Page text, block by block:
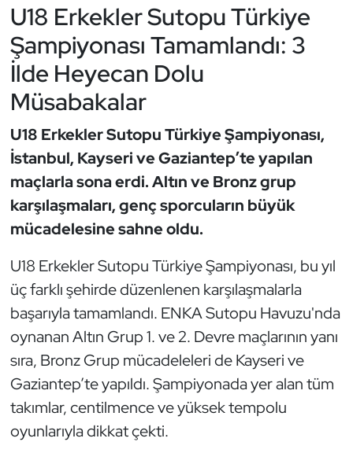
U18 Erkekler Sutopu Türkiye
Şampiyonası Tamamlandı: 3
İlde Heyecan Dolu
Müsabakalar
U18 Erkekler Sutopu Türkiye Şampiyonası,
İstanbul, Kayseri ve Gaziantep’te yapılan
maçlarla sona erdi. Altın ve Bronz grup
karşılaşmaları, genç sporcuların büyük
mücadelesine sahne oldu.
U18 Erkekler Sutopu Türkiye Şampiyonası, bu yıl
üç farklı şehirde düzenlenen karşılaşmalarla
başarıyla tamamlandı. ENKA Sutopu Havuzu'nda
oynanan Altın Grup 1. ve 2. Devre maçlarının yanı
sıra, Bronz Grup mücadeleleri de Kayseri ve
Gaziantep’te yapıldı. Şampiyonada yer alan tüm
takımlar, centilmence ve yüksek tempolu
oyunlarıyla dikkat çekti.
Futbol
Futsal
Genel
Golf
Güreş
Halter
Hava Sporları
Hentbol
İşitme Engelli Sporcular
Judo ve Kuraş
Kano ve Rafting